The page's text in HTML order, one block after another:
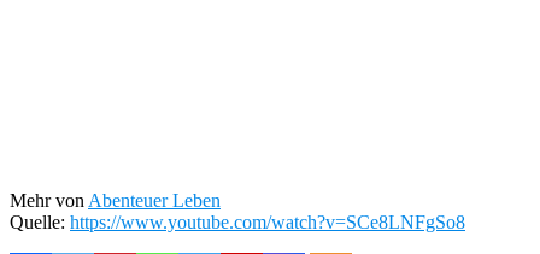
Mehr von Abenteuer Leben
Quelle: https://www.youtube.com/watch?v=SCe8LNFgSo8